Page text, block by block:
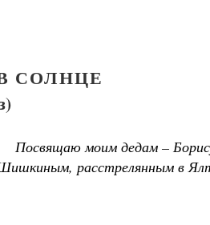
СОЛНЦЕ
Посвящаю моим дедам –
расстрелянным в